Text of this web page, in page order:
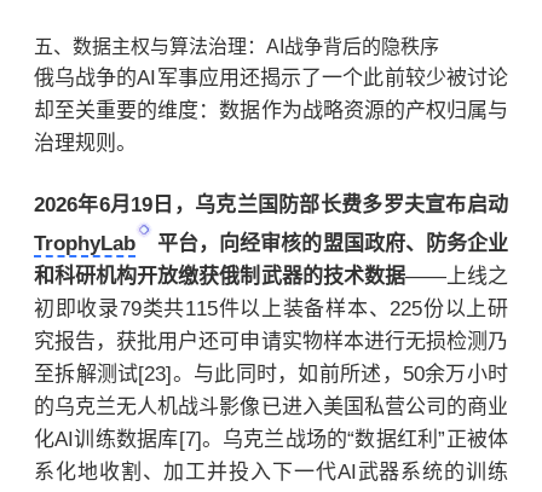
五、数据主权与算法治理：AI战争背后的隐秩序
俄乌战争的AI军事应用还揭示了一个此前较少被讨论
却至关重要的维度：数据作为战略资源的产权归属与
治理规则。
2026年6月19日，乌克兰国防部长费多罗夫宣布启动
TrophyLab
平台，向经审核的盟国政府、防务企业
和科研机构开放缴获俄制武器的技术数据——上线之
初即收录79类共115件以上装备样本、225份以上研
究报告，获批用户还可申请实物样本进行无损检测乃
至拆解测试[23]。与此同时，如前所述，50余万小时
的乌克兰无人机战斗影像已进入美国私营公司的商业
化AI训练数据库[7]。乌克兰战场的“数据红利”正被体
系化地收割、加工并投入下一代AI武器系统的训练